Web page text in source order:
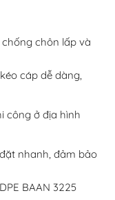
chôn lấp và
cáp dễ dàng,
công ở địa hình
nhanh, đảm bảo